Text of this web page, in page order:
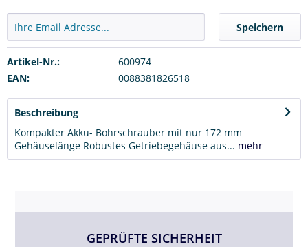
Speichern
Artikel-Nr.:
600974
EAN:
0088381826518
Beschreibung
Kompakter Akku- Bohrschrauber mit nur 172 mm
Gehäuselänge Robustes Getriebegehäuse aus... mehr
GEPRÜFTE SICHERHEIT